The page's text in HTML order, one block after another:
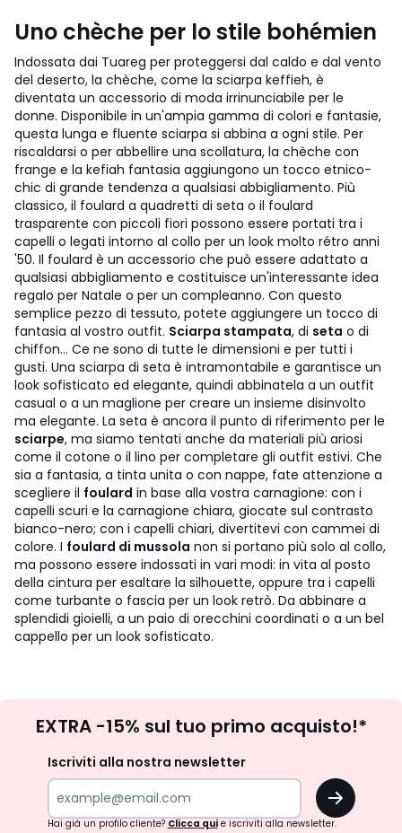
Uno chèche per lo stile bohémien
Indossata dai Tuareg per proteggersi dal caldo e dal vento
del deserto, la chèche, come la sciarpa keffieh, è
diventata un accessorio di moda irrinunciabile per le
donne. Disponibile in un'ampia gamma di colori e fantasie,
questa lunga e fluente sciarpa si abbina a ogni stile. Per
riscaldarsi o per abbellire una scollatura, la chèche con
frange e la kefiah fantasia aggiungono un tocco etnico-
chic di grande tendenza a qualsiasi abbigliamento. Più
classico, il foulard a quadretti di seta o il foulard
trasparente con piccoli fiori possono essere portati tra i
capelli o legati intorno al collo per un look molto rétro anni
'50. Il foulard è un accessorio che può essere adattato a
qualsiasi abbigliamento e costituisce un'interessante idea
regalo per Natale o per un compleanno. Con questo
semplice pezzo di tessuto, potete aggiungere un tocco di
fantasia al vostro outfit. Sciarpa stampata, di seta o di
chiffon... Ce ne sono di tutte le dimensioni e per tutti i
gusti. Una sciarpa di seta è intramontabile e garantisce un
look sofisticato ed elegante, quindi abbinatela a un outfit
casual o a un maglione per creare un insieme disinvolto
ma elegante. La seta è ancora il punto di riferimento per le
sciarpe, ma siamo tentati anche da materiali più ariosi
come il cotone o il lino per completare gli outfit estivi. Che
sia a fantasia, a tinta unita o con nappe, fate attenzione a
scegliere il foulard in base alla vostra carnagione: con i
capelli scuri e la carnagione chiara, giocate sul contrasto
bianco-nero; con i capelli chiari, divertitevi con cammei di
colore. I foulard di mussola non si portano più solo al collo,
ma possono essere indossati in vari modi: in vita al posto
della cintura per esaltare la silhouette, oppure tra i capelli
come turbante o fascia per un look retrò. Da abbinare a
splendidi gioielli, a un paio di orecchini coordinati o a un bel
cappello per un look sofisticato.
newsletter
EXTRA -15% sul tuo primo acquisto!*
Iscriviti alla nostra newsletter
OK
Hai già un profilo cliente? Clicca quie iscriviti alla newsletter.